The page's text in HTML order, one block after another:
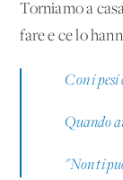
Torniamo a
fare e ce lo
Con i
Quando
"Non ti